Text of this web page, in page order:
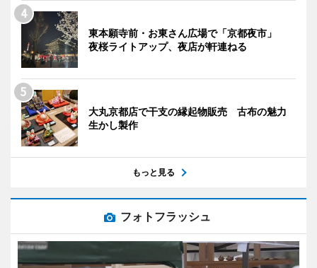
東本願寺前・お東さん広場で「京都夜市」
夜桜ライトアップ、夜店が軒連ねる
大丸京都店で干支の縁起物販売 古布の魅力
生かし製作
もっと見る
フォトフラッシュ